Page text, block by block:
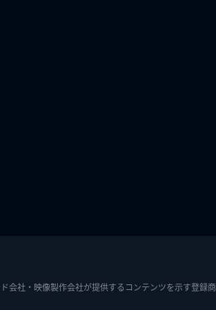
会社・映像製作会社が提供するコンテンツを示す登録